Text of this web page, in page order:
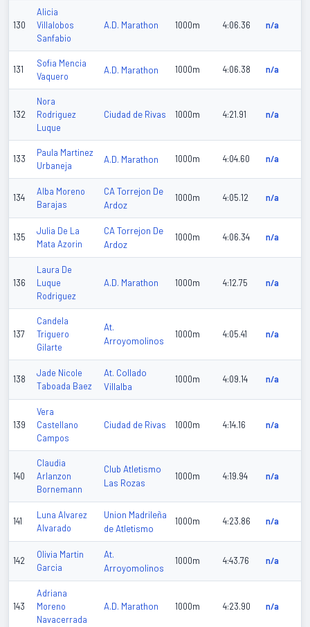
130
Alicia
Villalobos
Sanfabio
A.D. Marathon 1000m 4:06.36 n/a
131
Sofia Mencia
Vaquero
A.D. Marathon 1000m 4:06.38 n/a
132
Nora
Rodriguez
Luque
Ciudad de Rivas 1000m 4:21.91 n/a
133
Paula Martinez
Urbaneja
A.D. Marathon 1000m 4:04.60 n/a
134
Alba Moreno
Barajas
CA Torrejon De
Ardoz
1000m 4:05.12 n/a
135
Julia De La
Mata Azorin
CA Torrejon De
Ardoz
1000m 4:06.34 n/a
136
Laura De
Luque
Rodriguez
A.D. Marathon 1000m 4:12.75 n/a
137
Candela
Triguero
Gilarte
At.
Arroyomolinos
1000m 4:05.41 n/a
138
Jade Nicole
Taboada Baez
At. Collado
Villalba
1000m 4:09.14 n/a
139
Vera
Castellano
Campos
Ciudad de Rivas 1000m 4:14.16 n/a
140
Claudia
Arlanzon
Bornemann
Club Atletismo
Las Rozas
1000m 4:19.94 n/a
141
Luna Alvarez
Alvarado
Union Madrileña
de Atletismo
1000m 4:23.86 n/a
142
Olivia Martin
Garcia
At.
Arroyomolinos
1000m 4:43.76 n/a
143
Adriana
Moreno
Navacerrada
A.D. Marathon 1000m 4:23.90 n/a